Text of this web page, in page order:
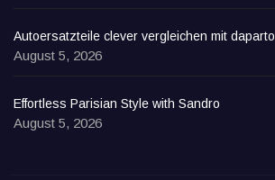
Autoersatzteile clever vergleichen mit daparto
August 5, 2026
Effortless Parisian Style with Sandro
August 5, 2026